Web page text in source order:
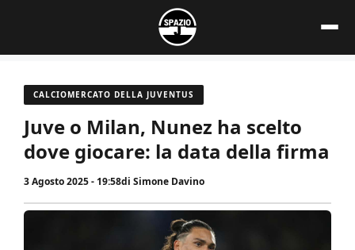
contenuto
CALCIOMERCATO DELLA JUVENTUS
Juve o Milan, Nunez ha scelto
dove giocare: la data della firma
3 Agosto 2025 - 19:58di Simone Davino